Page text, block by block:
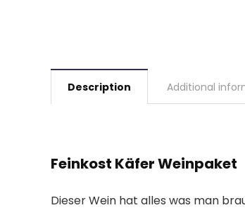
Description Additional
Feinkost Käfer Weinpaket
Dieser Wein hat alles was man